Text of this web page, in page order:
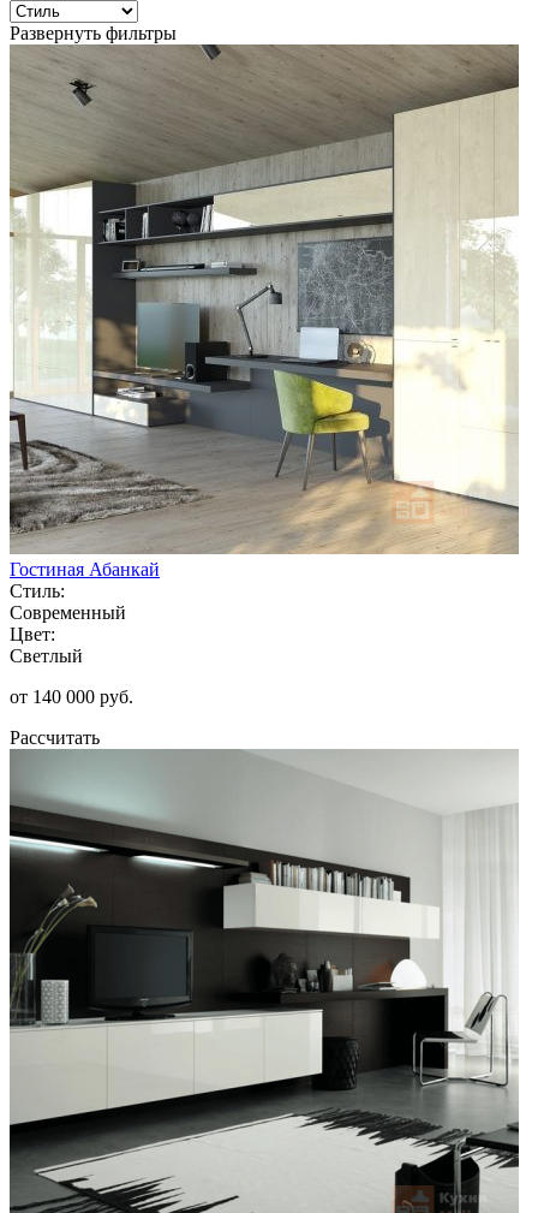
Развернуть фильтры
Гостиная Абанкай
Стиль:
Современный
Цвет:
Светлый
от 140 000 руб.
Рассчитать